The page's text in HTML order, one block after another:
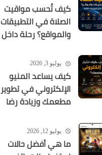
كيف تُحسب مواقيت
الصلاة في التطبيقات
والمواقع؟ رحلة داخل
يوليو 3, 2026
كيف يساعد المنيو
الإلكتروني في تطوير
مطعمك وزيادة رضا
يوليو 12, 2026
ما هي أفضل حالات